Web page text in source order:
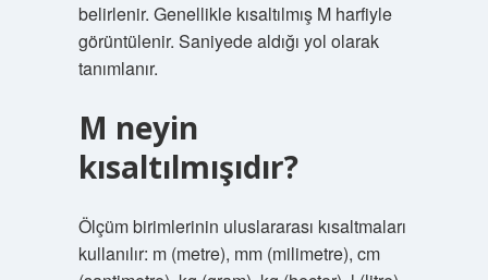
belirlenir. Genellikle kısaltılmış M harfiyle
görüntülenir. Saniyede aldığı yol olarak
tanımlanır.
M neyin
kısaltılmışıdır?
Ölçüm birimlerinin uluslararası kısaltmaları
kullanılır: m (metre), mm (milimetre), cm